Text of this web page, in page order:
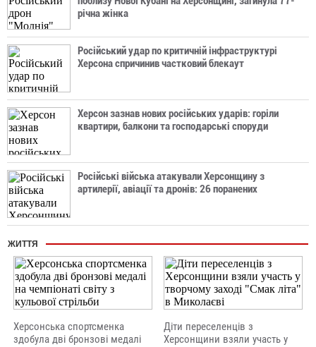
річна жінка
Російський удар по критичній інфраструктурі
Херсона спричинив частковий блекаут
Херсон зазнав нових російських ударів: горіли
квартири, балкони та господарські споруди
Російські війська атакували Херсонщину з
артилерії, авіації та дронів: 26 поранених
ЖИТТЯ
Херсонська спортсменка
здобула дві бронзові медалі
Діти переселенців з
Херсонщини взяли участь у